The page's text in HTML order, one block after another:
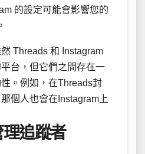
的設定可能會影響您的
Threads 和 Instagram
台，但它們之間存在一
。例如，在Threads封
個人也會在Instagram上
追蹤者